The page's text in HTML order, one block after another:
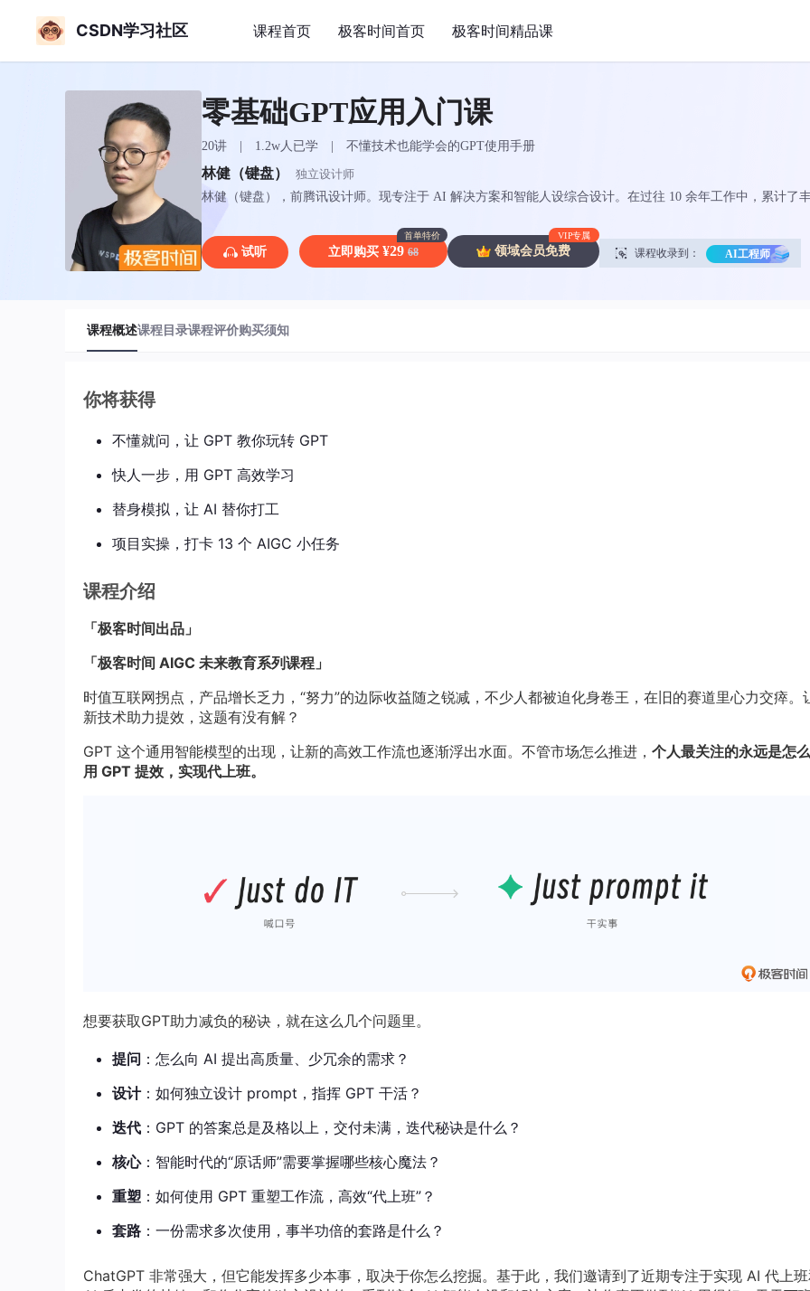
CSDN学习社区 课程首页 极客时间首页 极客时间精品课
零基础GPT应用入门课
20讲 | 1.2w人已学 | 不懂技术也能学会的GPT使用手册
林健（键盘）
独立设计师
林健（键盘），前腾讯设计师。现专注于 AI 解决方案和智能人设综合设计。在过往 10 余年工作中，累计了
钟、相册管家、老师助手、Usmile 年货节等。
试听
首单特价
立即购买 ¥29 68
VIP专属
领域会员免费 课程收录到： AI工程师
课程概述课程目录课程评价购买须知
你将获得
不懂就问，让 GPT 教你玩转 GPT
快人一步，用 GPT 高效学习
替身模拟，让 AI 替你打工
项目实操，打卡 13 个 AIGC 小任务
课程介绍
「极客时间出品」
「极客时间 AIGC 未来教育系列课程」
时值互联网拐点，产品增长乏力，“努力”的边际收益随之锐减，不少人都被迫化身卷王，在旧的赛道里心力交瘁。
新技术助力提效，这题有没有解？
GPT 这个通用智能模型的出现，让新的高效工作流也逐渐浮出水面。不管市场怎么推进， 个人最关注的永远是怎
用 GPT 提效，实现代上班。
想要获取GPT助力减负的秘诀，就在这么几个问题里。
提问 ：怎么向 AI 提出高质量、少冗余的需求？
设计：如何独立设计 prompt，指挥 GPT 干活？
迭代 ：GPT 的答案总是及格以上，交付未满，迭代秘诀是什么？
核心：智能时代的“原话师”需要掌握哪些核心魔法？
重塑 ：如何使用 GPT 重塑工作流，高效“代上班”？
套路 ：一份需求多次使用，事半功倍的套路是什么？
ChatGPT 非常强大，但它能发挥多少本事，取决于你怎么挖掘。基于此，我们邀请到了近期专注于实现 AI 代上